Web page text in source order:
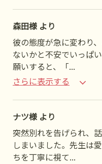
森田様 より
彼の態度が急に変わり
ないかと不安でいっぱ
願いすると、「...
さらに表示する
ナツ様 より
突然別れを告げられ、
しまいました。先生は
ちを丁寧に視て...